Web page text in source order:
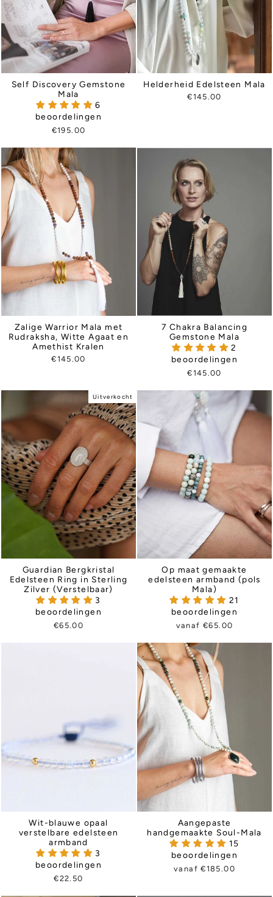
Self Discovery Gemstone
Mala
6
beoordelingen
€195.00
Helderheid Edelsteen Mala
€145.00
Zalige Warrior Mala met
Rudraksha, Witte Agaat en
Amethist Kralen
€145.00
7 Chakra Balancing
Gemstone Mala
2
beoordelingen
€145.00
Uitverkocht
Guardian Bergkristal
Edelsteen Ring in Sterling
Zilver (Verstelbaar)
3
beoordelingen
€65.00
Op maat gemaakte
edelsteen armband (pols
Mala)
21
beoordelingen
vanaf €65.00
Wit-blauwe opaal
verstelbare edelsteen
armband
3
beoordelingen
€22.50
Aangepaste
handgemaakte Soul-Mala
15
beoordelingen
vanaf €185.00